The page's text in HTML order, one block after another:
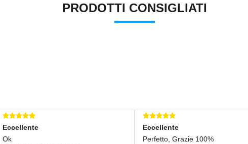
PRODOTTI CONSIGLIATI
Eccellente
Ok
Eccellente
Perfetto, Grazie 100%